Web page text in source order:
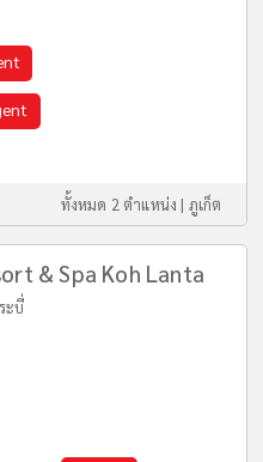
ทั้งหมด 2 ตำแหน่ง | ภูเก็ต
& Spa Koh Lanta
ะบี่